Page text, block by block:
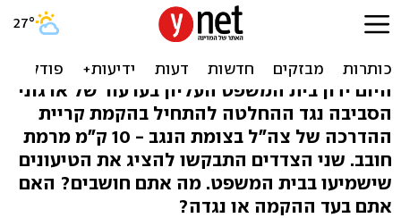
עיר הבה"דים ליד רמת חובב:
בעד או נגד?
היום ידון בית המשפט העליון בערעור של ארגוני
הסביבה נגד ההחלטה להתחיל בהקמת קריית
ההדרכה של צה"ל בצומת הנגב - 10 ק"מ מרמת
חובב. שני הצדדים התבקשו להציג את הטיעונים
שישמיעו בבית המשפט. מה אתם חושבים? האם
אתם בעד ההקמה או נגדה?